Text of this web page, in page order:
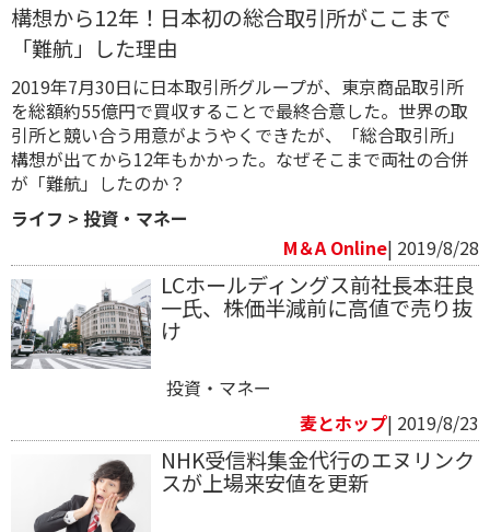
構想から12年！日本初の総合取引所がここまで
「難航」した理由
2019年7月30日に日本取引所グループが、東京商品取引所
を総額約55億円で買収することで最終合意した。世界の取
引所と競い合う用意がようやくできたが、「総合取引所」
構想が出てから12年もかかった。なぜそこまで両社の合併
が「難航」したのか？
ライフ > 投資・マネー
M＆A Online| 2019/8/28
LCホールディングス前社長本荘良
一氏、株価半減前に高値で売り抜
け
投資・マネー
麦とホップ| 2019/8/23
NHK受信料集金代行のエヌリンク
スが上場来安値を更新